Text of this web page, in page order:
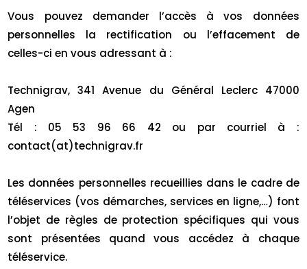
Vous pouvez demander l’accès à vos données
personnelles la rectification ou l’effacement de
celles-ci en vous adressant à :
Technigrav, 341 Avenue du Général Leclerc 47000
Agen
Tél : 05 53 96 66 42 ou par courriel à :
contact(at)technigrav.fr
Les données personnelles recueillies dans le cadre de
téléservices (vos démarches, services en ligne,…) font
l’objet de règles de protection spécifiques qui vous
sont présentées quand vous accédez à chaque
téléservice.